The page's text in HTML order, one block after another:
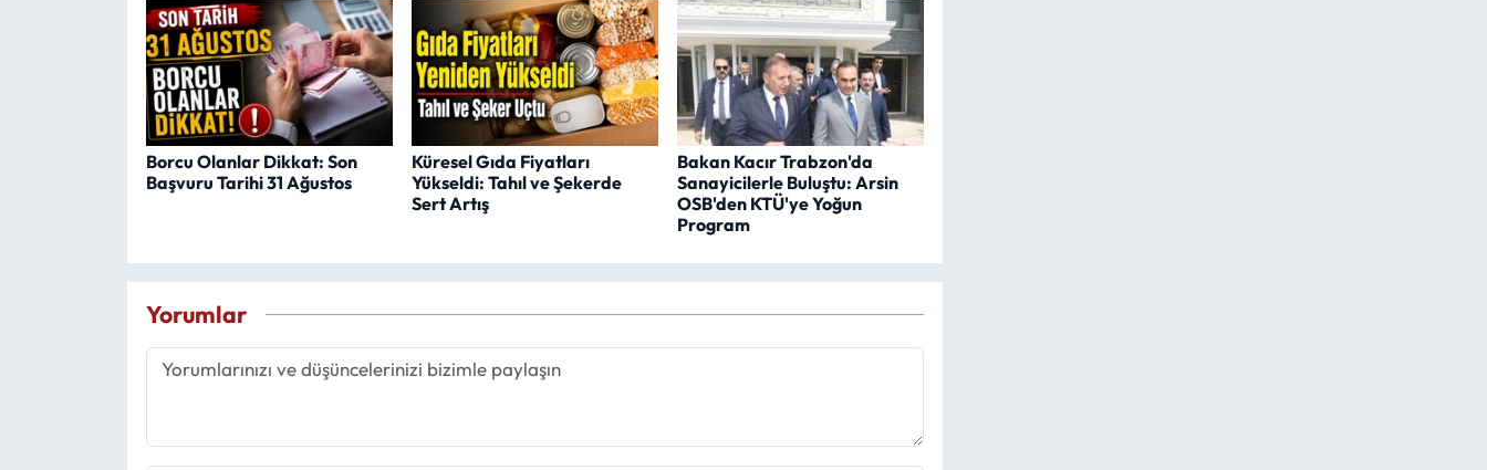
Borcu Olanlar Dikkat: Son
Başvuru Tarihi 31 Ağustos
Küresel Gıda Fiyatları
Yükseldi: Tahıl ve Şekerde
Sert Artış
Bakan Kacır Trabzon'da
Sanayicilerle Buluştu: Arsin
OSB'den KTÜ'ye Yoğun
Program
Yorumlar